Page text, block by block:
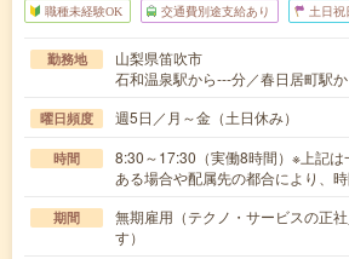
職種未経験OK 交通費別途支給あり 土日祝
勤務地
山梨県笛吹市
石和温泉駅から---分／春日居町駅
曜日頻度 週5日／月～金（土日休み）
時間
8:30～17:30（実働8時間）※上記
ある場合や配属先の都合により、
期間
無期雇用（テクノ・サービスの正
す）